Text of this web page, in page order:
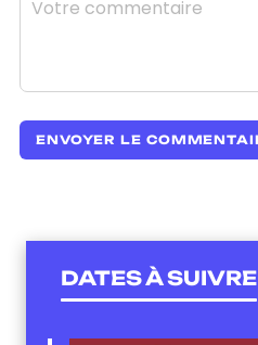
DATES À SUIVRE